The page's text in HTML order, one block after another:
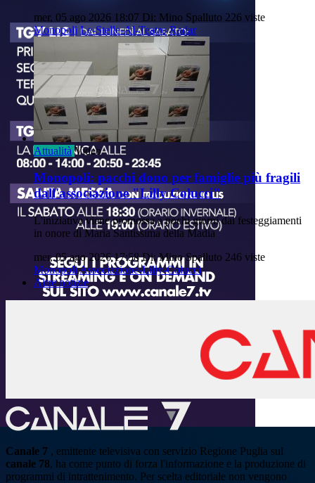
mer, 05 ago 2026 18:07 Di: Mino Spalluto 226 viste
Monopoli Le-Stelle-Al-Teatro Radar
Attualità Video
Monopoli: pacchi dono per famiglie più fragili
dall'associazione "Lilly Colucci"
L'iniziativa viene promossa a pochi giorni dai festeggiamenti
in onore di Maria Santissima della Madia
mer, 05 ago 2026 17:58 Di: Mino Spalluto 246 viste
MonopoliAssociazione-Lilly-Colucci
Altre notizie
Canale 7 , emittente televisiva con servizio Regione Puglia sul
canale 78, ha come punto di forza l'informazione e la produzione di
programmi di intrattenimento. Per scelta editoriale non vengono